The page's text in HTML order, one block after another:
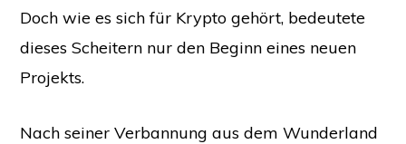
Doch wie es sich für Krypto gehört, bedeutete
dieses Scheitern nur den Beginn eines neuen
Projekts.
Nach seiner Verbannung aus dem Wunderland